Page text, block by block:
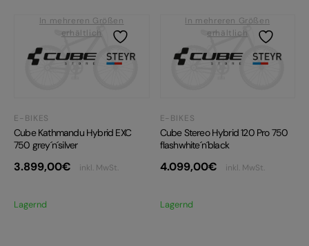
In mehreren Größen
erhältlich
E-BIKES
Cube Kathmandu Hybrid EXC
750 grey´n´silver
3.899,00€ inkl. MwSt.
Lagernd
In mehreren Größen
erhältlich
E-BIKES
Cube Stereo Hybrid 120 Pro 750
flashwhite´n´black
4.099,00€ inkl. MwSt.
Lagernd